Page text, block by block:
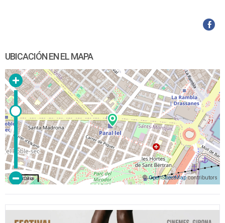
UBICACIÓN EN EL MAPA
©OpenStreetMapcontributors
200 m